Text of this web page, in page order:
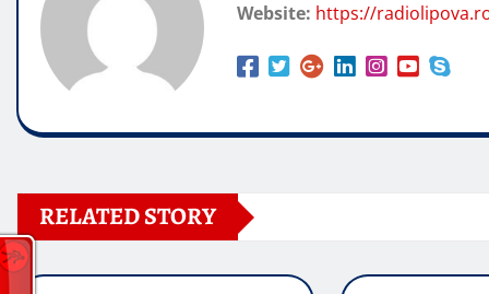
Website: https://
RELATED STORY